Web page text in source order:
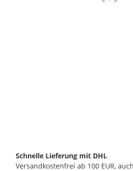
Schnelle Lieferung mit DHL
Versandkostenfrei ab 100 EUR,